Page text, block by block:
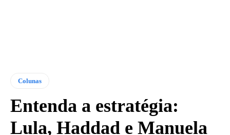
Colunas
Entenda a estratégia:
Lula, Haddad e Manuela